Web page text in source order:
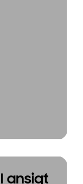
ansigt